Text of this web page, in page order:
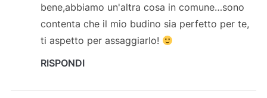
bene,abbiamo un'altra cosa in comune…sono
contenta che il mio budino sia perfetto per te,
ti aspetto per assaggiarlo!
RISPONDI